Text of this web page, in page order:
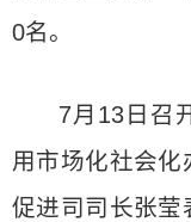
0名。
7月13日召
用市场化社会
促进司司长张莹